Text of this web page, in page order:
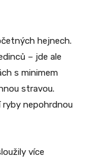
hejnech.
– jde ale
s minimem
stravou.
ryby nepohrdnou
více